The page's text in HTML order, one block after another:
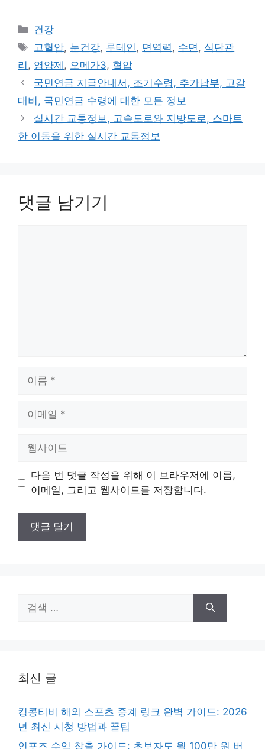
카
테
리
건강
태
그
고혈압, 눈건강, 루테인, 면역력, 수면, 식단관
리 , 영양제 , 오메가3, 혈압
국민연금 지급안내서, 조기수령, 추가납부, 고갈
대비, 국민연금 수령에 대한 모든 정보
실시간 교통정보, 고속도로와 지방도로, 스마트
한 이동을 위한 실시간 교통정보
댓글 남기기
트
다음 번 댓글 작성을 위해 이 브라우저에 이름,
이메일, 그리고 웹사이트를 저장합니다.
색:
최신 글
킹콩티비 해외 스포츠 중계 링크 완벽 가이드: 2026
년 최신 시청 방법과 꿀팁
인포즈 수익 창출 가이드: 초보자도 월 100만 원 버